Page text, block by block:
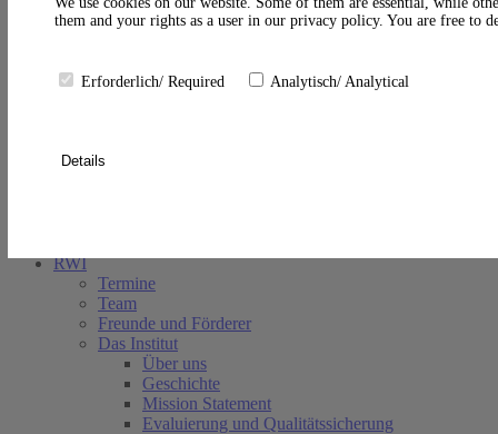
Suche schließen
RWI
Termine
Team
Freunde und Förderer
Das Institut
Über uns
Geschichte
Mission Statement
Evaluierung und Qualitätssicherung
them and your rights as a user in our privacy policy. You are free to
Erforderlich/ Required Analytisch/ Analytical
Details